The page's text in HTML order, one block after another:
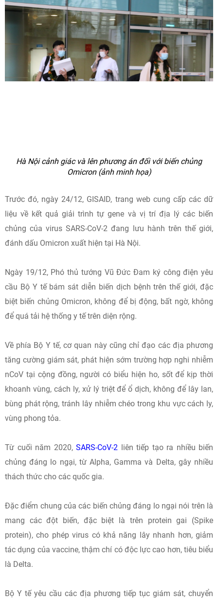
Hà Nội cảnh giác và lên phương án đối với biến chủng
Omicron (ảnh minh họa)
Trước đó, ngày 24/12, GISAID, trang web cung cấp các dữ
liệu về kết quả giải trình tự gene và vị trí địa lý các biến
chủng của virus SARS-CoV-2 đang lưu hành trên thế giới,
đánh dấu Omicron xuất hiện tại Hà Nội.
Ngày 19/12, Phó thủ tướng Vũ Đức Đam ký công điện yêu
cầu Bộ Y tế bám sát diễn biến dịch bệnh trên thế giới, đặc
biệt biến chủng Omicron, không để bị động, bất ngờ, không
để quá tải hệ thống y tế trên diện rộng.
Về phía Bộ Y tế, cơ quan này cũng chỉ đạo các địa phương
tăng cường giám sát, phát hiện sớm trường hợp nghi nhiễm
nCoV tại cộng đồng, người có biểu hiện ho, sốt để kịp thời
khoanh vùng, cách ly, xử lý triệt để ổ dịch, không để lây lan,
bùng phát rộng, tránh lây nhiễm chéo trong khu vực cách ly,
vùng phong tỏa.
Từ cuối năm 2020, SARS-CoV-2 liên tiếp tạo ra nhiều biến
chủng đáng lo ngại, từ Alpha, Gamma và Delta, gây nhiều
thách thức cho các quốc gia.
Đặc điểm chung của các biến chủng đáng lo ngại nói trên là
mang các đột biến, đặc biệt là trên protein gai (Spike
protein), cho phép virus có khả năng lây nhanh hơn, giảm
tác dụng của vaccine, thậm chí có độc lực cao hơn, tiêu biểu
là Delta.
Bộ Y tế yêu cầu các địa phương tiếp tục giám sát, chuyển